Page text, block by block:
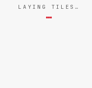
LAYING TILES…